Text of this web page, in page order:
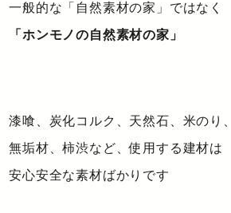
一般的な「自然素材の家」ではなく
「ホンモノの自然素材の家」
漆喰、炭化コルク、天然石、米のり、
無垢材、柿渋など、使用する建材は
安心安全な素材ばかりです